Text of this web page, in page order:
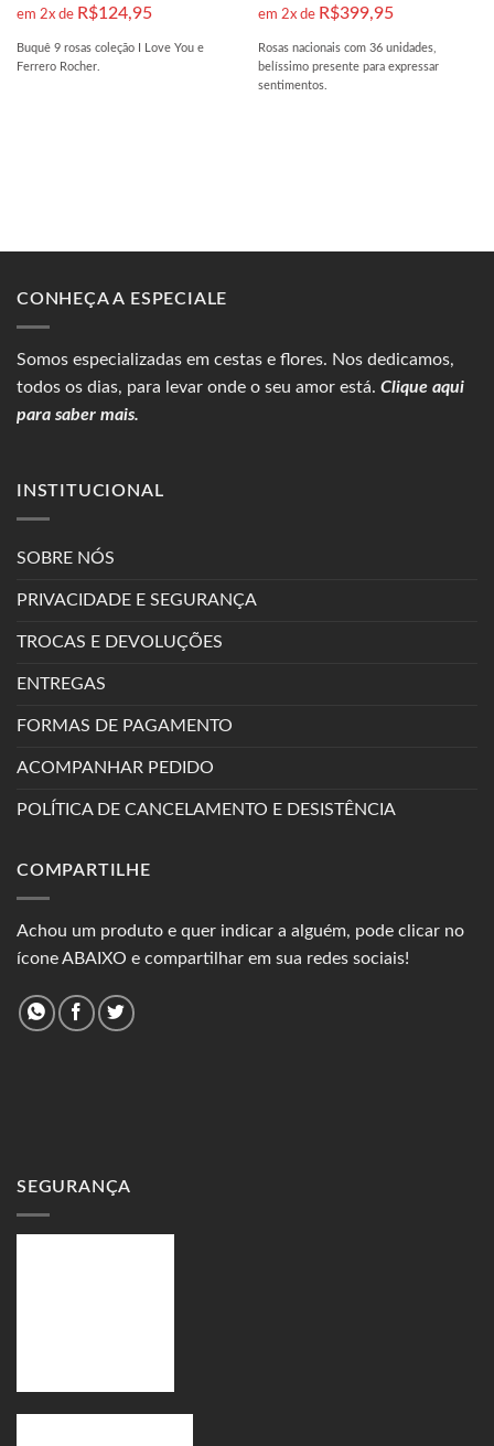
em 2x de R$124,95
Buquê 9 rosas coleção I Love You e
Ferrero Rocher.
em 2x de R$399,95
Rosas nacionais com 36 unidades,
belíssimo presente para expressar
sentimentos.
CONHEÇA A ESPECIALE
Somos especializadas em cestas e flores. Nos dedicamos,
todos os dias, para levar onde o seu amor está. Clique aqui
para saber mais.
INSTITUCIONAL
SOBRE NÓS
PRIVACIDADE E SEGURANÇA
TROCAS E DEVOLUÇÕES
ENTREGAS
FORMAS DE PAGAMENTO
ACOMPANHAR PEDIDO
POLÍTICA DE CANCELAMENTO E DESISTÊNCIA
COMPARTILHE
Achou um produto e quer indicar a alguém, pode clicar no
ícone ABAIXO e compartilhar em sua redes sociais!
SEGURANÇA